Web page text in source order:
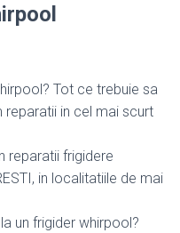
Tot ce trebuie sa
in cel mai scurt
reparatii frigidere
in localitatiile de mai
un frigider whirpool?